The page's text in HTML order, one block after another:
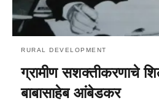
RURAL DEVELOPMENT
ग्रामीण सशक्तीकरणाचे
बाबासाहेब आंबेडकर